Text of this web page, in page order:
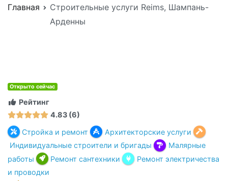
Главная
Строительные услуги Reims, Шампань-
Арденны
Открыто сейчас
Рейтинг
4.83 6
Стройка и ремонт
Архитекторские услуги
Индивидуальные строители и бригады
Малярные
работы
Ремонт сантехники
Ремонт электричества
и проводки